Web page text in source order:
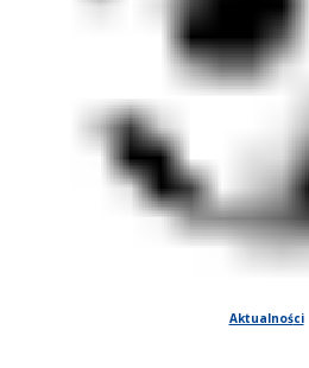
Aktualności